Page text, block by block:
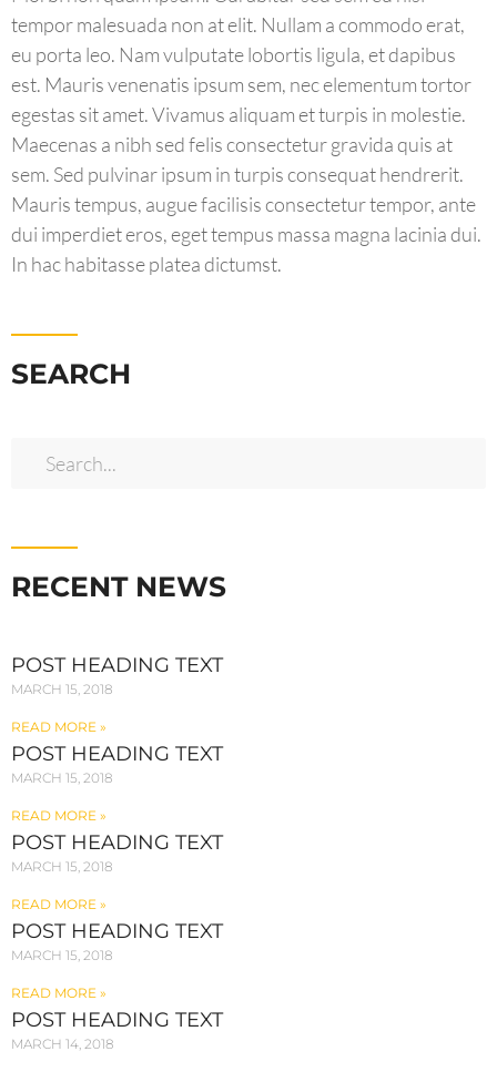
tempor malesuada non at elit. Nullam a commodo erat,
eu porta leo. Nam vulputate lobortis ligula, et dapibus
est. Mauris venenatis ipsum sem, nec elementum tortor
egestas sit amet. Vivamus aliquam et turpis in molestie.
Maecenas a nibh sed felis consectetur gravida quis at
sem. Sed pulvinar ipsum in turpis consequat hendrerit.
Mauris tempus, augue facilisis consectetur tempor, ante
dui imperdiet eros, eget tempus massa magna lacinia dui.
In hac habitasse platea dictumst.
SEARCH
RECENT NEWS
POST HEADING TEXT
MARCH 15, 2018
READ MORE »
POST HEADING TEXT
MARCH 15, 2018
READ MORE »
POST HEADING TEXT
MARCH 15, 2018
READ MORE »
POST HEADING TEXT
MARCH 15, 2018
READ MORE »
POST HEADING TEXT
MARCH 14, 2018